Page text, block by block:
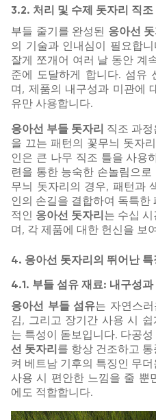
3.2. 처리 및 수제 돗자리 직조
부들 줄기를 완성된 응아선 돗
의 기술과 인내심이 필요합
잘게 쪼개어 여러 날 동안 계
준에 도달하게 합니다. 섬유
며, 제품의 내구성과 미관에
유만 사용합니다.
응아선 부들 돗자리 직조 과
을 끄는 패턴의 꽃무늬 돗자
인은 큰 나무 직조 틀을 사용
련을 통한 능숙한 손놀림으
무늬 돗자리의 경우, 패턴과
인의 손길을 결합하여 독특한
적인 응아선 돗자리 는 수십
며, 각 제품에 대한 헌신을 보
4. 응아선 돗자리의 뛰어난 특
4.1. 부들 섬유 재료: 내구성
응아선 부들 섬유는 자연스
김, 그리고 장기간 사용 시
는 특성이 돋보입니다. 다공
선 돗자리 를 항상 건조하고
켜 베트남 기후의 특징인 무
사용 시 편안한 느낌을 줄 뿐
에도 적합합니다.